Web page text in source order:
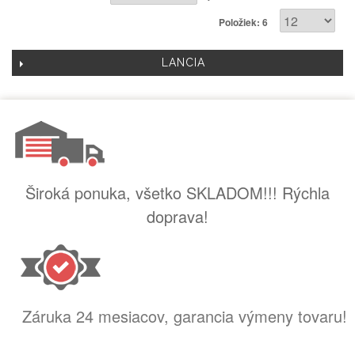
Položiek: 6
LANCIA
Široká ponuka, všetko SKLADOM!!! Rýchla
doprava!
Záruka 24 mesiacov, garancia výmeny tovaru!